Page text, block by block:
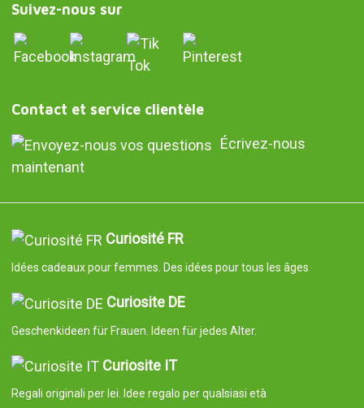
Suivez-nous sur
Contact et service clientèle
Écrivez-nous
maintenant
Curiosité FR
Idées cadeaux pour femmes. Des idées pour tous les âges
Curiosite DE
Geschenkideen für Frauen. Ideen für jedes Alter.
Curiosite IT
Regali originali per lei. Idee regalo per qualsiasi età